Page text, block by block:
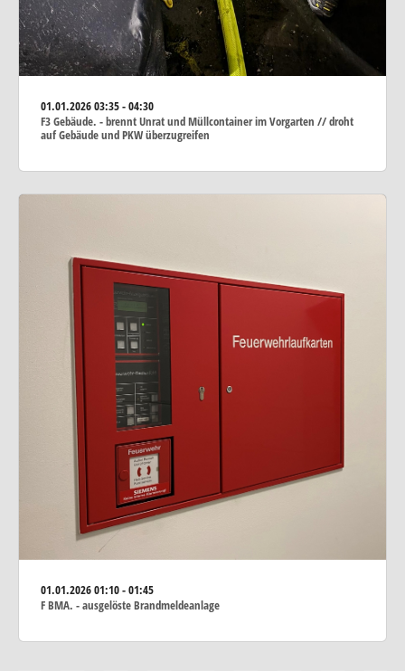
01.01.202603:35 - 04:30
F3 Gebäude. - brennt Unrat und Müllcontainer im Vorgarten // droht
auf Gebäude und PKW überzugreifen
01.01.202601:10 - 01:45
F BMA. - ausgelöste Brandmeldeanlage